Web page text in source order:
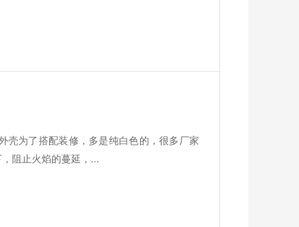
壳为了搭配装修，多是纯白色的，很多厂家
阻止火焰的蔓延，...